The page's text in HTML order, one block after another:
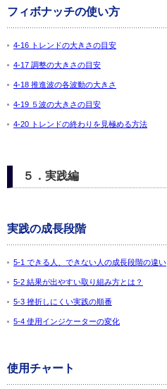
フィボナッチの使い方
4-16 トレンドの大きさの目安
4-17 調整の大きさの目安
4-18 推進波の各波動の大きさ
4-19 ５波の大きさの目安
4-20 トレンドの終わりを見極める方法
５．実践編
実践の成長段階
5-1 できる人、できない人の成長段階の違い
5-2 結果が出やすい取り組み方とは？
5-3 挫折しにくい実践の順番
5-4 使用インジケーターの変化
使用チャート